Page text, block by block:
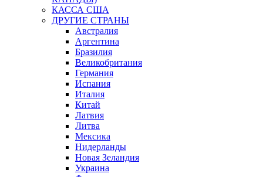
КАССА США
ДРУГИЕ СТРАНЫ
Австралия
Аргентина
Бразилия
Великобритания
Германия
Испания
Италия
Китай
Латвия
Литва
Мексика
Нидерланды
Новая Зеландия
Украина